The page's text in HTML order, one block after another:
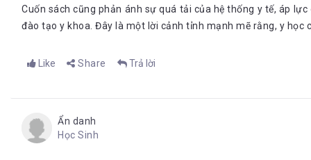
gian cuối của cuộc đời. Có thể nói trung tâm trợ sinh là một
dưỡng lão. Mục đích ban đầu của trung tâm là tạo ra một nơi
nhưng sự thật cho thấy rằng chẳng có gì tốt đẹp hơn khi phải
bảo trì thường xuyên: Cụ kia có bị sút cân không, có sót toa
Theo thời gian, hầu hết chúng ta tìm kiếm sự an toàn trong
thói quen lặp đi lặp lại hằng ngày, thức ăn ngon, những tia
Cuốn sách cũng phản ánh sự quá tải của hệ thống y tế, áp
đào tạo y khoa. Đây là một lời cảnh tỉnh mạnh mẽ rằng, y học
Like Share Trả lời
Ẩn danh
Học Sinh